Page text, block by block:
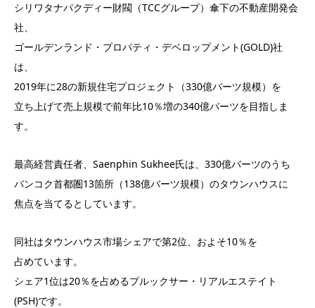
シリワタナパクディー財閥（TCCグループ）傘下の不動産開発会
社、
ゴールデンランド・プロパティ・デベロップメント(GOLD)社
は、
2019年に28の新規住宅プロジェクト（330億バーツ規模）を
立ち上げて売上規模で前年比10％増の340億バーツを目指しま
す。
最高経営責任者、Saenphin Sukhee氏は、330億バーツのうち
バンコク首都圏13箇所（138億バーツ規模）のタウンハウスに
焦点を当てるとしています。
同社はタウンハウス市場シェアで第2位、およそ10％を
占めています。
シェア1位は20％を占めるプルックサー・リアルエステイト
(PSH)です。